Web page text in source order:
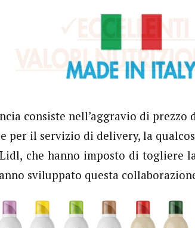
consiste nell’aggravio di prezzo
per il servizio di delivery, la
che hanno imposto di togliere
sviluppato questa